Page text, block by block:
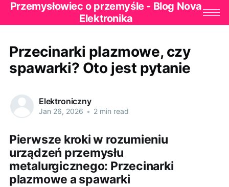
Przemysłowiec o przemyśle - Blog Nova
Elektronika
Przecinarki plazmowe, czy
spawarki? Oto jest pytanie
Elektroniczny
Jan 26, 2026 • 2 min read
Pierwsze kroki w rozumieniu
urządzeń przemysłu
metalurgicznego: Przecinarki
plazmowe a spawarki